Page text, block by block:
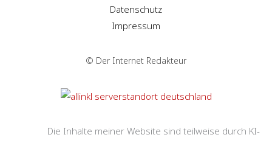
Datenschutz
Impressum
© Der Internet Redakteur
Die Inhalte meiner Website sind teilweise durch KI-